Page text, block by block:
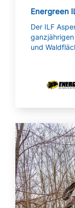
Energreen
Der ILF
und
Mehr lesen